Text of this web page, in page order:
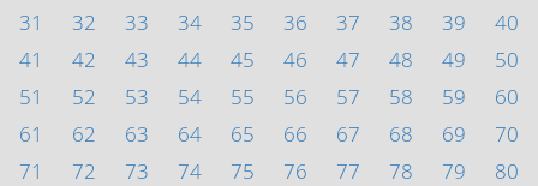
31
32 33 34 35 36 37 38 39
40
41
42 43 44 45 46 47 48 49
50
51
52 53 54 55 56 57 58 59
60
61
62 63 64 65 66 67 68 69
70
71
72 73 74 75 76 77 78 79
80